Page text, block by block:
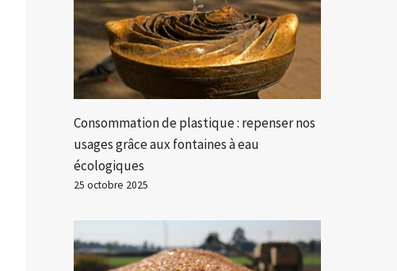
Consommation de plastique : repenser nos
usages grâce aux fontaines à eau
écologiques
25 octobre 2025